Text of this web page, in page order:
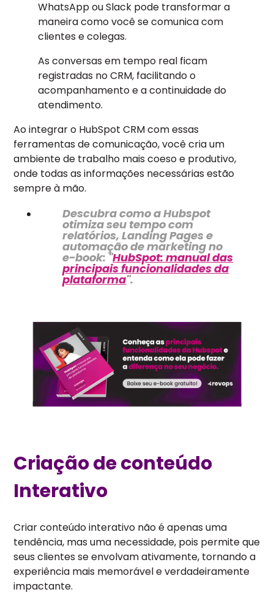
WhatsApp ou Slack pode transformar a
maneira como você se comunica com
clientes e colegas.
As conversas em tempo real ficam
registradas no CRM, facilitando o
acompanhamento e a continuidade do
atendimento.
Ao integrar o HubSpot CRM com essas
ferramentas de comunicação, você cria um
ambiente de trabalho mais coeso e produtivo,
onde todas as informações necessárias estão
sempre à mão.
Descubra como a Hubspot
otimiza seu tempo com
relatórios, Landing Pages e
automação de marketing no
e-book: "HubSpot: manual das
principais funcionalidades da
plataforma".
Criação de conteúdo
Interativo
Criar conteúdo interativo não é apenas uma
tendência, mas uma necessidade, pois permite que
seus clientes se envolvam ativamente, tornando a
experiência mais memorável e verdadeiramente
impactante.